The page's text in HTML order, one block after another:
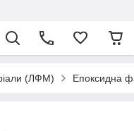
(ЛФМ) Епоксидна